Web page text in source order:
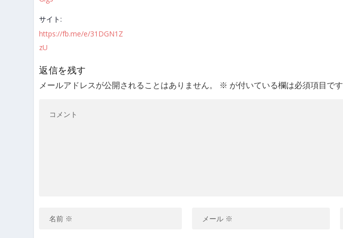
サイト:
https://fb.me/e/31DGN1Z
zU
返信を残す
メールアドレスが公開されることはありません。 ※ が付いている欄は必須項目です